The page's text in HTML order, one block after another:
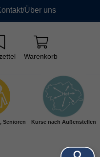
Über uns
Warenkorb
Senioren Kurse nach Außenstellen